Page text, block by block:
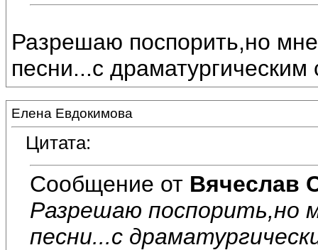
Разрешаю поспорить,но
песни...с
Елена Евдокимова
Цитата:
Сообщение от Вячеслав
Разрешаю поспорить,но
песни...с